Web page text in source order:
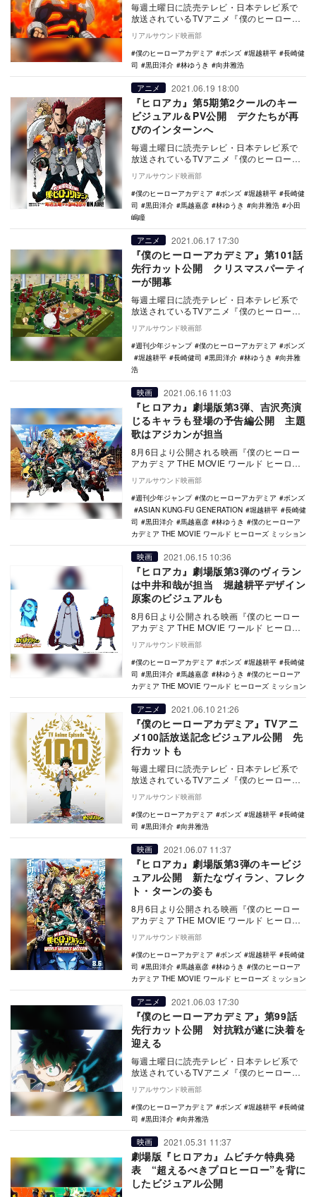
毎週土曜日に読売テレビ・日本テレビ系で
放送されているTVアニメ『僕のヒーローア
カデミア』より、第102話の先行カットが公
開された…
リアルサウンド映画部
僕のヒーローアカデミア
ボンズ 堀越耕平
長崎健
司
黒田洋介 林ゆうき 向井雅浩
アニメ 2021.06.19 18:00
『ヒロアカ』第5期第2クールのキー
ビジュアル＆PV公開 デクたちが再
びのインターンへ
毎週土曜日に読売テレビ・日本テレビ系で
放送されているTVアニメ『僕のヒーローア
カデミア』。6月26日より放送がスタートす
る第2ク…
リアルサウンド映画部
僕のヒーローアカデミア
ボンズ 堀越耕平
長崎健
司
黒田洋介 馬越嘉彦 林ゆうき 向井雅浩
小田
嶋瞳
アニメ 2021.06.17 17:30
『僕のヒーローアカデミア』第101話
先行カット公開 クリスマスパーティ
ーが開幕
毎週土曜日に読売テレビ・日本テレビ系で
放送されているTVアニメ『僕のヒーローア
カデミア』より、第101話の先行カットが公
開された…
リアルサウンド映画部
週刊少年ジャンプ
僕のヒーローアカデミア
ボンズ
堀越耕平
長崎健司 黒田洋介 林ゆうき
向井雅
浩
映画 2021.06.16 11:03
『ヒロアカ』劇場版第3弾、吉沢亮演
じるキャラも登場の予告編公開 主題
歌はアジカンが担当
8月6日より公開される映画『僕のヒーロー
アカデミア THE MOVIE ワールド ヒーロー
ズ ミッション』の予告編が公開された。…
リアルサウンド映画部
週刊少年ジャンプ
僕のヒーローアカデミア
ボンズ
ASIAN KUNG-FU GENERATION
堀越耕平
長崎健
司
黒田洋介 馬越嘉彦 林ゆうき
僕のヒーローア
カデミア THE MOVIE ワールド ヒーローズ ミッション
映画 2021.06.15 10:36
『ヒロアカ』劇場版第3弾のヴィラン
は中井和哉が担当 堀越耕平デザイン
原案のビジュアルも
8月6日より公開される映画『僕のヒーロー
アカデミア THE MOVIE ワールド ヒーロー
ズ ミッション』。劇場版オリジナルのヴ…
リアルサウンド映画部
僕のヒーローアカデミア
ボンズ 堀越耕平
長崎健
司
黒田洋介 馬越嘉彦 林ゆうき
僕のヒーローア
カデミア THE MOVIE ワールド ヒーローズ ミッション
アニメ 2021.06.10 21:26
『僕のヒーローアカデミア』TVアニ
メ100話放送記念ビジュアル公開 先
行カットも
毎週土曜日に読売テレビ・日本テレビ系で
放送されているTVアニメ『僕のヒーローア
カデミア』。TVアニメ100話放送記念ビジ
ュアルと…
リアルサウンド映画部
僕のヒーローアカデミア
ボンズ 堀越耕平
長崎健
司
黒田洋介 向井雅浩
映画 2021.06.07 11:37
『ヒロアカ』劇場版第3弾のキービジ
ュアル公開 新たなヴィラン、フレク
ト・ターンの姿も
8月6日より公開される映画『僕のヒーロー
アカデミア THE MOVIE ワールド ヒーロー
ズ ミッション』のキービジュアルが公開…
リアルサウンド映画部
僕のヒーローアカデミア
ボンズ 堀越耕平
長崎健
司
黒田洋介 馬越嘉彦 林ゆうき
僕のヒーローア
カデミア THE MOVIE ワールド ヒーローズ ミッション
アニメ 2021.06.03 17:30
『僕のヒーローアカデミア』第99話
先行カット公開 対抗戦が遂に決着を
迎える
毎週土曜日に読売テレビ・日本テレビ系で
放送されているTVアニメ『僕のヒーローア
カデミア』より、第99話の先行カットが公
開された。…
リアルサウンド映画部
僕のヒーローアカデミア
ボンズ 堀越耕平
長崎健
司
黒田洋介 向井雅浩
映画 2021.05.31 11:37
劇場版『ヒロアカ』ムビチケ特典発
表 “超えるべきプロヒーロー”を背に
したビジュアル公開